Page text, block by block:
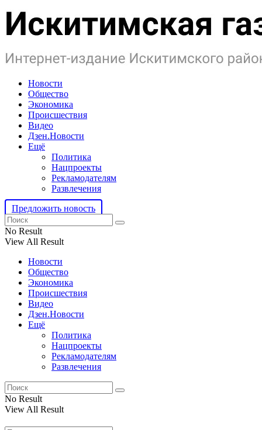
Новости
Общество
Экономика
Происшествия
Видео
Дзен.Новости
Ещё
Политика
Нацпроекты
Рекламодателям
Развлечения
Предложить новость
No Result
View All Result
Новости
Общество
Экономика
Происшествия
Видео
Дзен.Новости
Ещё
Политика
Нацпроекты
Рекламодателям
Развлечения
No Result
View All Result